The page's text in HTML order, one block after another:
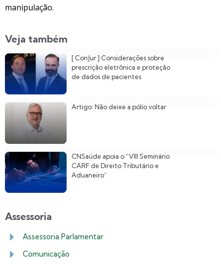
manipulação.
Veja também
[ ConJur ] Considerações sobre
prescrição eletrônica e proteção
de dados de pacientes
Artigo: Não deixe a pólio voltar
CNSaúde apoia o “VIII Seminário
CARF de Direito Tributário e
Aduaneiro”
Assessoria
Assessoria Parlamentar
Comunicação